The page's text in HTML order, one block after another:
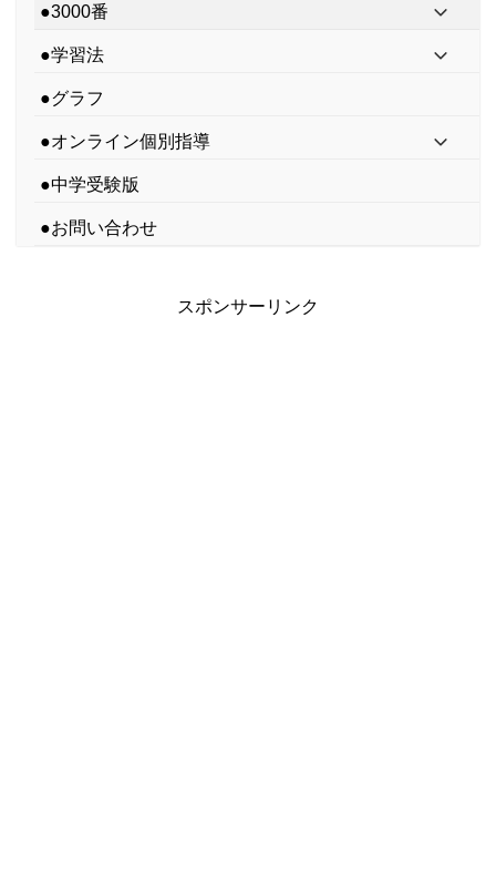
●3000番
●学習法
●グラフ
●オンライン個別指導
●中学受験版
●お問い合わせ
スポンサーリンク